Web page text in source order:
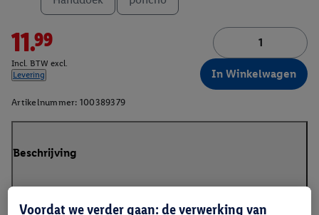
11.99
Incl. BTW excl.
Levering
In Winkelwagen
Artikelnummer: 100389379
Beschrijving
Voordat we verder gaan: de verwerking van